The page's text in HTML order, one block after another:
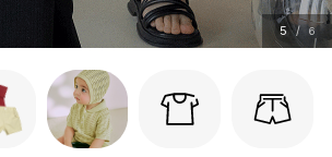
5 / 6